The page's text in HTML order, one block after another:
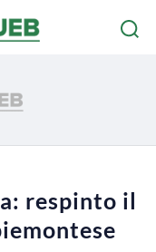
respinto il